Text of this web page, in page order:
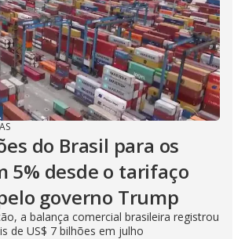
do Brasil para os
5% desde o tarifaço
governo Trump
a balança comercial brasileira registrou
de US$ 7 bilhões em julho